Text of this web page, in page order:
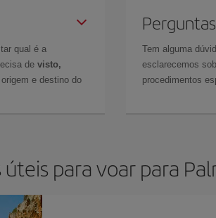
qual é a
de visto,
e destino do
Tem alguma
esclarecemos
procedimentos
para voar para